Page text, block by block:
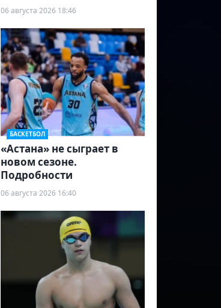
06 августа 2026 18:46
БАСКЕТБОЛ
«Астана» не сыграет в
новом сезоне.
Подробности
06 августа 2026 16:40